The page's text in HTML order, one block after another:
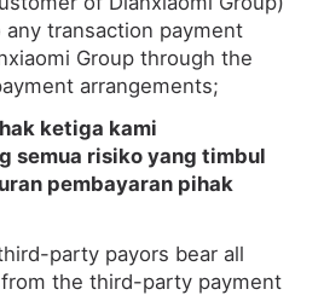
any transaction payment
Group through the
arrangements;
ketiga kami
semua risiko yang timbul
pembayaran pihak
party payors bear all
the third-party payment